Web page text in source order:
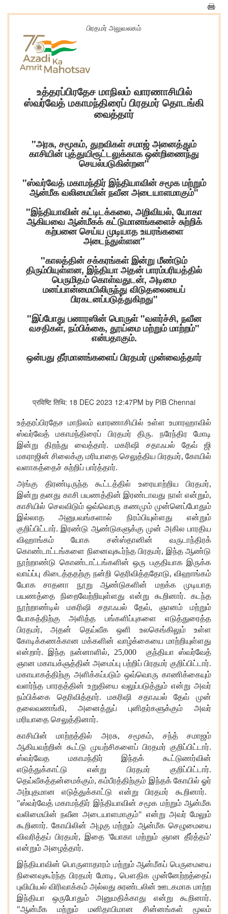
பிரதமர் அலுவலகம்
உத்தரப்பிரதேச மாநிலம் வாரணாசியில்
ஸ்வர்வேத் மகாமந்திரைப் பிரதமர் தொடங்கி
வைத்தார்
"அரசு, சமூகம், துறவிகள் சமாஜ் அனைத்தும்
காசியின் புத்துயிரூட்டலுக்காக ஒன்றிணைந்து
செயல்படுகின்றன"
"ஸ்வர்வேத் மகாமந்திர் இந்தியாவின் சமூக மற்றும்
ஆன்மீக வலிமையின் நவீன அடையாளமாகும்"
"இந்தியாவின் கட்டிடக்கலை, அறிவியல், யோகா
ஆகியவை ஆன்மீகக் கட்டுமானங்களைச் சுற்றிக்
கற்பனை செய்ய முடியாத உயரங்களை
அடைந்துள்ளன"
"காலத்தின் சக்கரங்கள் இன்று மீண்டும்
திரும்பியுள்ளன, இந்தியா அதன் பாரம்பரியத்தில்
பெருமிதம் கொள்வதுடன், அடிமை
மனப்பான்மையிலிருந்து விடுதலையைப்
பிரகடனப்படுத்துகிறது"
"இப்போது பனாரஸின் பொருள் "வளர்ச்சி, நவீன
வசதிகள், நம்பிக்கை, தூய்மை மற்றும் மாற்றம்"
என்பதாகும்.
ஒன்பது தீர்மானங்களைப் பிரதமர் முன்வைத்தார்
प्रविष्टि तिथि: 18 DEC 2023 12:47PM by PIB Chennai
உத்தரப்பிரதேச மாநிலம் வாரணாசியில் உள்ள உமாரஹாவில்
ஸ்வர்வேத் மகாமந்திரைப் பிரதமர் திரு. நரேந்திர மோடி
இன்று திறந்து வைத்தார். மகரிஷி சதாஃபல் தேவ் ஜி
மகராஜின் சிலைக்கு மரியாதை செலுத்திய பிரதமர், கோயில்
வளாகத்தைச் சுற்றிப் பார்த்தார்.
அங்கு திரண்டிருந்த கூட்டத்தில் உரையாற்றிய பிரதமர்,
இன்று தனது காசி பயணத்தின் இரண்டாவது நாள் என்றும்,
காசியில் செலவிடும் ஒவ்வொரு கணமும் முன்னெப்போதும்
இல்லாத அனுபவங்களால் நிரம்பியுள்ளது என்றும்
குறிப்பிட்டார். இரண்டு ஆண்டுகளுக்கு முன் அகில பாரதிய
விஹாங்கம் யோக சன்ஸ்தானின் வருடாந்திரக்
கொண்டாட்டங்களை நினைவுகூர்ந்த பிரதமர், இந்த ஆண்டு
நூற்றாண்டு கொண்டாட்டங்களின் ஒரு பகுதியாக இருக்க
வாய்ப்பு கிடைத்ததற்கு நன்றி தெரிவித்ததோடு, விஹாங்கம்
யோக சாதனா நூறு ஆண்டுகளின் மறக்க முடியாத
பயணத்தை நிறைவேற்றியுள்ளது என்று கூறினார். கடந்த
நூற்றாண்டில் மகரிஷி சதாஃபல் தேவ், ஞானம் மற்றும்
யோகத்திற்கு அளித்த பங்களிப்புகளை எடுத்துரைத்த
பிரதமர்,அதன் தெய்வீக ஒளி உலகெங்கிலும் உள்ள
கோடிக்கணக்கான மக்களின் வாழ்க்கையை மாற்றியுள்ளது
என்றார். இந்த நன்னாளில், 25,000 குந்தியா ஸ்வர்வேத்
ஞான மகாயக்ஞத்தின் அமைப்பு பற்றிப் பிரதமர் குறிப்பிட்டார்.
மகாயாகத்திற்கு அளிக்கப்படும் ஒவ்வொரு காணிக்கையும்
வளர்ந்த பாரதத்தின் உறுதியை வலுப்படுத்தும் என்று அவர்
நம்பிக்கை தெரிவித்தார். மகரிஷி சதாஃபல் தேவ் முன்
தலைவணங்கி, அனைத்துப் புனிதர்களுக்கும் அவர்
மரியாதை செலுத்தினார்.
காசியின் மாற்றத்தில் அரசு,சமூகம், சந்த் சமாஜம்
ஆகியவற்றின் கூட்டு முயற்சிகளைப் பிரதமர் குறிப்பிட்டார்.
ஸ்வர்வேத மகாமந்திர் இந்தக் கூட்டுணர்வின்
எடுத்துக்காட்டு என்று பிரதமர் குறிப்பிட்டார்.
தெய்வீகத்தன்மைக்கும்,கம்பீரத்திற்கும் இந்தக்கோயில் ஓர்
அற்புதமான எடுத்துக்காட்டு என்று பிரதமர் கூறினார்.
"ஸ்வர்வேத் மகாமந்திர் இந்தியாவின் சமூக மற்றும் ஆன்மீக
வலிமையின் நவீன அடையாளமாகும்" என்று அவர் மேலும்
கூறினார். கோயிலின் அழகு மற்றும் ஆன்மீக செழுமையை
விவரித்தப் பிரதமர், இதை 'யோகா மற்றும் ஞான தீர்த்தம்'
என்றும் அழைத்தார்.
இந்தியாவின் பொருளாதாரம்மற்றும் ஆன்மீகப் பெருமையை
நினைவுகூர்ந்த பிரதமர் மோடி, பௌதிக முன்னேற்றத்தைப்
புவியியல் விரிவாக்கம் அல்லது சுரண்டலின் ஊடகமாக மாற்ற
இந்தியா ஒருபோதும் அனுமதிக்காது என்று கூறினார்.
"ஆன்மீக மற்றும் மனிதாபிமான சின்னங்கள் மூலம்